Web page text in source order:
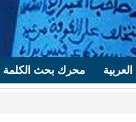
محرك بحث الكلمة